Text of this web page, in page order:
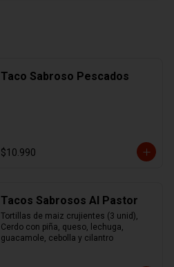
Taco Sabroso Pescados
$10.990
Tacos Sabrosos Al Pastor
Tortillas de maiz crujientes (3 unid),
Cerdo con piña, queso, lechuga,
guacamole, cebolla y cilantro